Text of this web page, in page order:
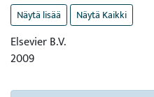
Näytä lisää Näytä Kaikki
Elsevier B.V.
2009